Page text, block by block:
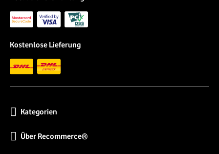
Kostenlose Lieferung
Kategorien
Über Recommerce®